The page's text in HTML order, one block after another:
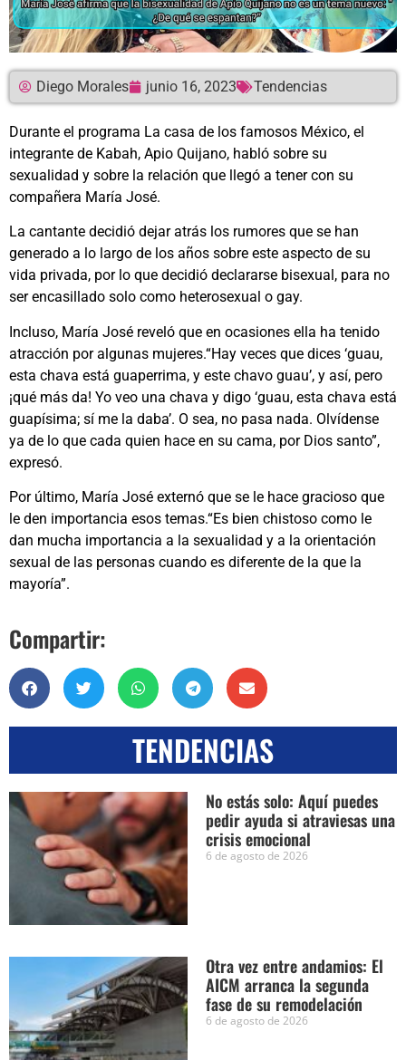
Diego Morales junio 16, 2023 Tendencias
Durante el programa La casa de los famosos México, el
integrante de Kabah, Apio Quijano, habló sobre su
sexualidad y sobre la relación que llegó a tener con su
compañera María José.
La cantante decidió dejar atrás los rumores que se han
generado a lo largo de los años sobre este aspecto de su
vida privada, por lo que decidió declararse bisexual, para no
ser encasillado solo como heterosexual o gay.
Incluso, María José reveló que en ocasiones ella ha tenido
atracción por algunas mujeres.“Hay veces que dices ‘guau,
esta chava está guaperrima, y este chavo guau’, y así, pero
¡qué más da! Yo veo una chava y digo ‘guau, esta chava está
guapísima; sí me la daba’. O sea, no pasa nada. Olvídense
ya de lo que cada quien hace en su cama, por Dios santo”,
expresó.
Por último, María José externó que se le hace gracioso que
le den importancia esos temas.“Es bien chistoso como le
dan mucha importancia a la sexualidad y a la orientación
sexual de las personas cuando es diferente de la que la
mayoría”.
Compartir:
TENDENCIAS
No estás solo: Aquí puedes
pedir ayuda si atraviesas una
crisis emocional
6 de agosto de 2026
Otra vez entre andamios: El
AICM arranca la segunda
fase de su remodelación
6 de agosto de 2026